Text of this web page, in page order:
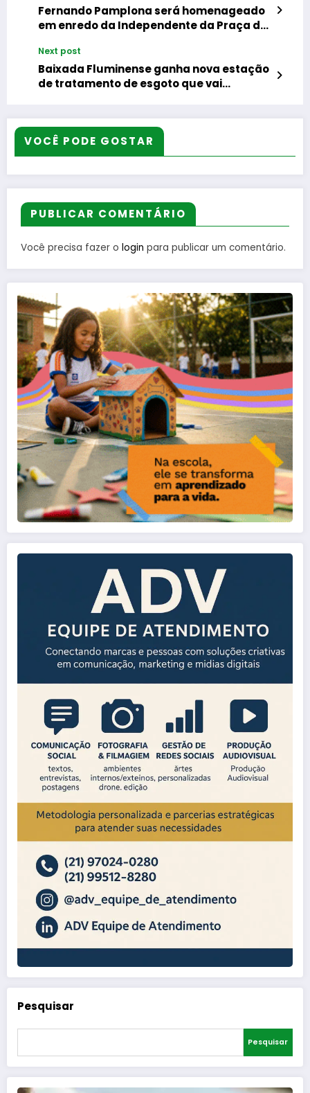
Fernando Pamplona será homenageado
em enredo da Independente da Praça da
Next post
Baixada Fluminense ganha nova estação
de tratamento de esgoto que vai
VOCÊ PODE GOSTAR
PUBLICAR COMENTÁRIO
Você precisa fazer o login para publicar um comentário.
Pesquisar
Pesquisar